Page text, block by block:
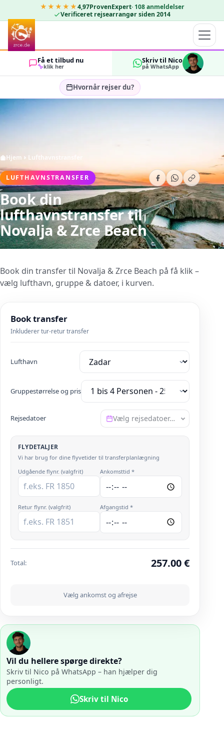
★★★★★4,97ProvenExpert· 108 anmeldelser
Verificeret rejsearrangør siden 2014
Få et tilbud nu
klik her
Skriv til Nico
på WhatsApp
Hvornår rejser du?
Hjem Lufthavnstransfer
LUFTHAVNSTRANSFER
Book din
lufthavnstransfer til
Novalja & Zrce Beach
Book din transfer til Novalja & Zrce Beach på få klik –
vælg lufthavn, gruppe & datoer, i kurven.
Book transfer
Inkluderer tur-retur transfer
Lufthavn
Gruppestørrelse og pris
Rejsedatoer Vælg rejsedatoer…
FLYDETALJER
Vi har brug for dine flyvetider til transferplanlægning
Udgående flynr. (valgfrit)
Ankomsttid *
Retur flynr. (valgfrit) Afgangstid *
Total: 257.00€
Vælg ankomst og afrejse
Vil du hellere spørge direkte?
Skriv til Nico på WhatsApp – han hjælper dig
personligt.
Skriv til Nico